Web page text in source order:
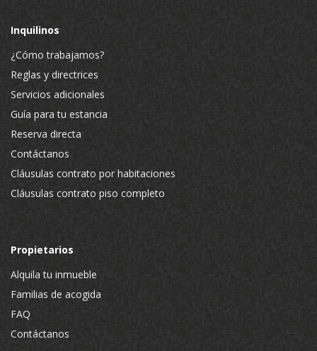
Inquilinos
¿Cómo trabajamos?
Reglas y directrices
Servicios adicionales
Guía para tu estancia
Reserva directa
Contáctanos
Cláusulas contrato por habitaciones
Cláusulas contrato piso completo
Propietarios
Alquila tu inmueble
Familias de acogida
FAQ
Contáctanos